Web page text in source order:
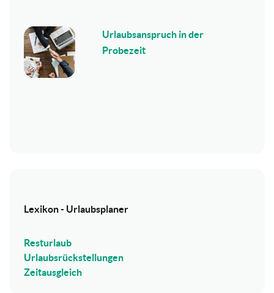
Urlaubsanspruch in der
Probezeit
Lexikon - Urlaubsplaner
Resturlaub
Urlaubsrückstellungen
Zeitausgleich